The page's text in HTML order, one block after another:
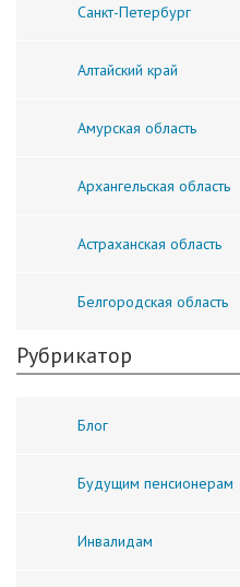
Санкт-Петербург
Алтайский край
Амурская область
Архангельская область
Астраханская область
Белгородская область
Рубрикатор
Блог
Будущим пенсионерам
Инвалидам